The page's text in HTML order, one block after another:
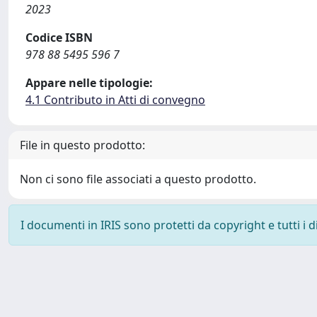
2023
Codice ISBN
978 88 5495 596 7
Appare nelle tipologie:
4.1 Contributo in Atti di convegno
File in questo prodotto:
Non ci sono file associati a questo prodotto.
I documenti in IRIS sono protetti da copyright e tutti i